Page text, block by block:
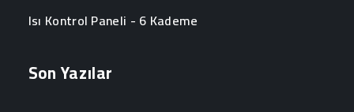
Isı Kontrol Paneli - 6 Kademe
Son Yazılar